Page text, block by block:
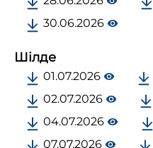
30.06.2026
Шілде
01.07.2026
02.07.2026
04.07.2026
07.07.2026